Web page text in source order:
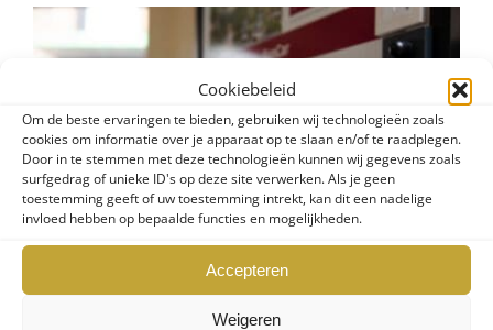
Cookiebeleid
Om de beste ervaringen te bieden, gebruiken wij technologieën zoals
cookies om informatie over je apparaat op te slaan en/of te raadplegen.
Door in te stemmen met deze technologieën kunnen wij gegevens zoals
surfgedrag of unieke ID's op deze site verwerken. Als je geen
toestemming geeft of uw toestemming intrekt, kan dit een nadelige
invloed hebben op bepaalde functies en mogelijkheden.
Accepteren
Weigeren